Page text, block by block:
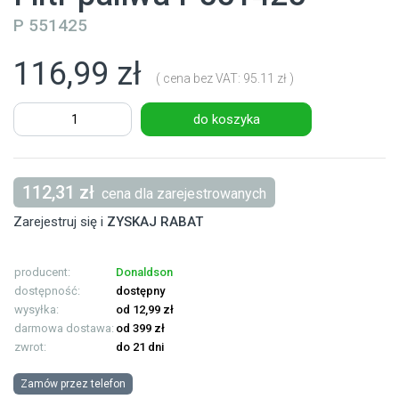
P 551425
116,99 zł ( cena bez VAT: 95.11 zł )
do koszyka
112,31 zł cena dla zarejestrowanych
Zarejestruj się i ZYSKAJ RABAT
producent:
Donaldson
dostępność:
dostępny
wysyłka:
od 12,99 zł
darmowa dostawa: od 399 zł
zwrot:
do 21 dni
Zamów przez telefon